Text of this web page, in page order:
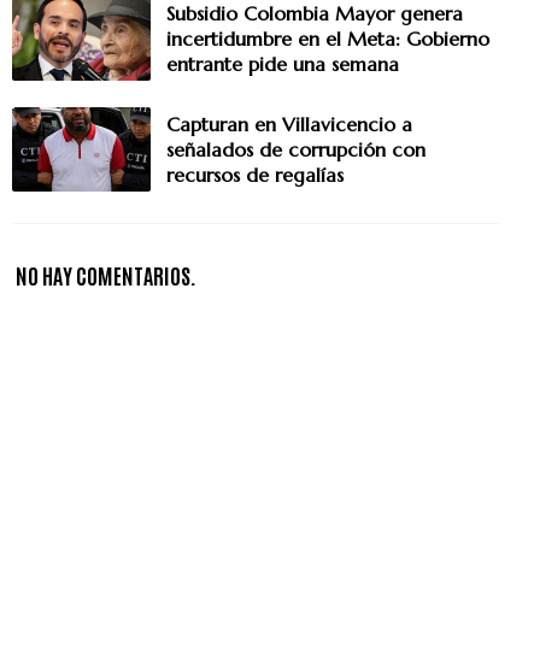
Subsidio Colombia Mayor genera
incertidumbre en el Meta: Gobierno
entrante pide una semana
Capturan en Villavicencio a
señalados de corrupción con
recursos de regalías
NO HAY COMENTARIOS.